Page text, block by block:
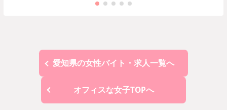
愛知県の女性バイト・求人一覧へ
オフィスな女子TOPへ